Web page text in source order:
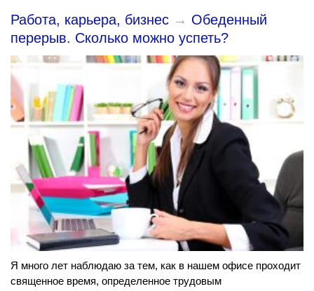
Работа, карьера, бизнес → Обеденный
перерыв. Сколько можно успеть?
Я много лет наблюдаю за тем, как в нашем офисе проходит
священное время, определенное трудовым